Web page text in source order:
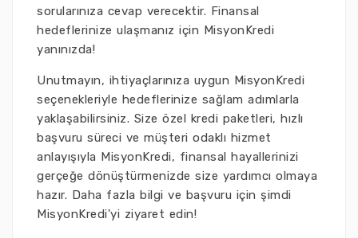
sorularınıza cevap verecektir. Finansal
hedeflerinize ulaşmanız için MisyonKredi
yanınızda!
Unutmayın, ihtiyaçlarınıza uygun MisyonKredi
seçenekleriyle hedeflerinize sağlam adımlarla
yaklaşabilirsiniz. Size özel kredi paketleri, hızlı
başvuru süreci ve müşteri odaklı hizmet
anlayışıyla MisyonKredi, finansal hayallerinizi
gerçeğe dönüştürmenizde size yardımcı olmaya
hazır. Daha fazla bilgi ve başvuru için şimdi
MisyonKredi'yi ziyaret edin!